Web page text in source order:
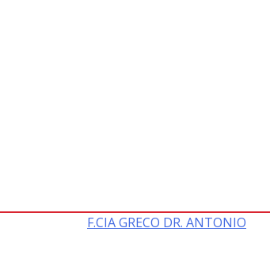
F.CIA GRECO DR. ANTONIO